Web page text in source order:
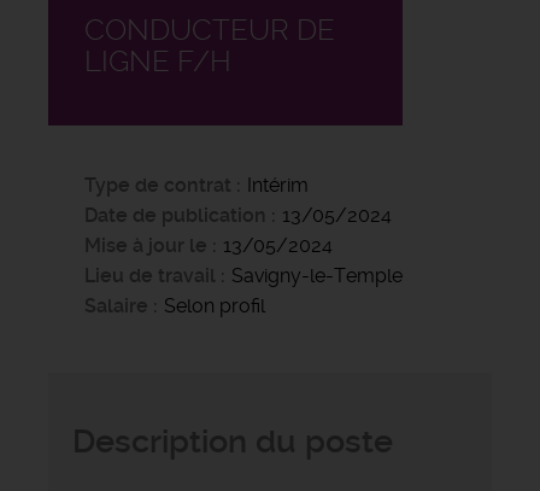
CONDUCTEUR DE
LIGNE F/H
Type de contrat
Intérim
Date de publication
13/05/2024
Mise à jour le
13/05/2024
Lieu de travail
Savigny-le-Temple
Salaire
Selon profil